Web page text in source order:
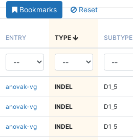
Bookmarks Reset
ENTRY TYPE SUBTYPE
anovak-vg INDEL D1_5
anovak-vg INDEL D1_5
anovak-vg INDEL D1_5